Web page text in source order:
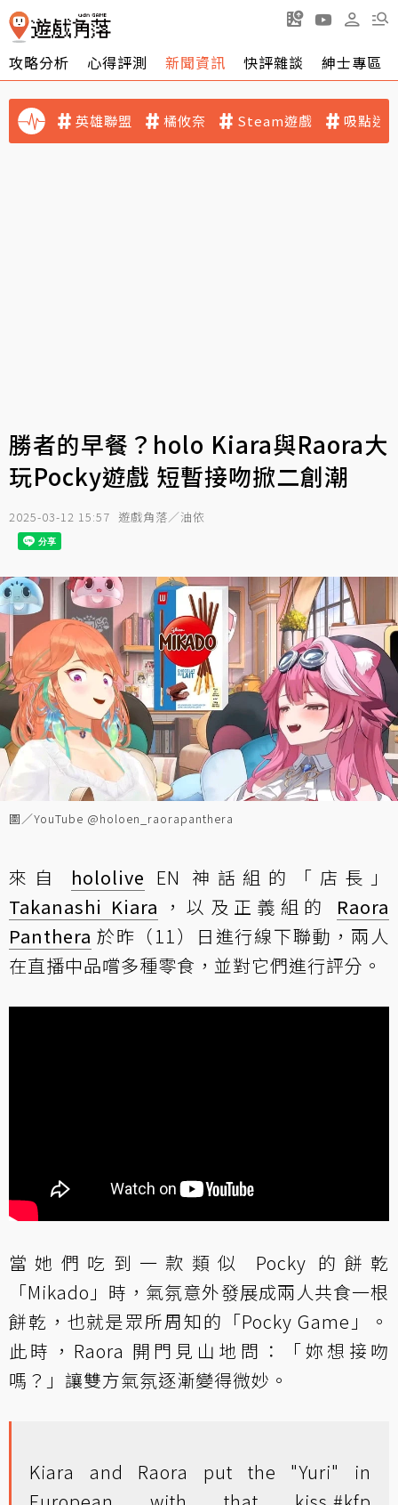
攻略分析 心得評測 新聞資訊 快評雜談 紳士專區
英雄聯盟 橘攸奈 Steam遊戲 吸點迷
勝者的早餐？holo Kiara與Raora大
玩Pocky遊戲 短暫接吻掀二創潮
2025-03-12 15:57 遊戲角落／油依
圖／YouTube @holoen_raorapanthera
來自 hololive EN 神話組的「店長」
Takanashi Kiara ，以及正義組的 Raora
Panthera 於昨（11）日進行線下聯動，兩人
在直播中品嚐多種零食，並對它們進行評分。
當她們吃到一款類似 Pocky 的餅乾
「Mikado」時，氣氛意外發展成兩人共食一根
餅乾，也就是眾所周知的「Pocky Game」。
此時，Raora 開門見山地問：「妳想接吻
嗎？」讓雙方氣氛逐漸變得微妙。
Kiara and Raora put the "Yuri" in